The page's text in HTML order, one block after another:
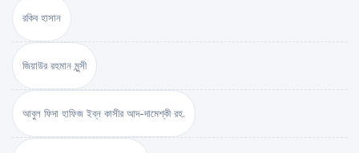
রকিব হাসান
জিয়াউর রহমান মুন্সী
আবুল ফিদা হাফিজ ইব্‌ন কাসীর আদ-দামেশ্‌কী রহ.